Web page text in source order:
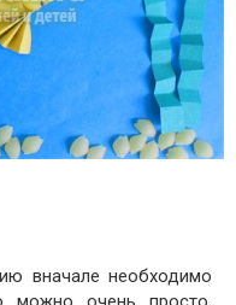
вначале необходимо